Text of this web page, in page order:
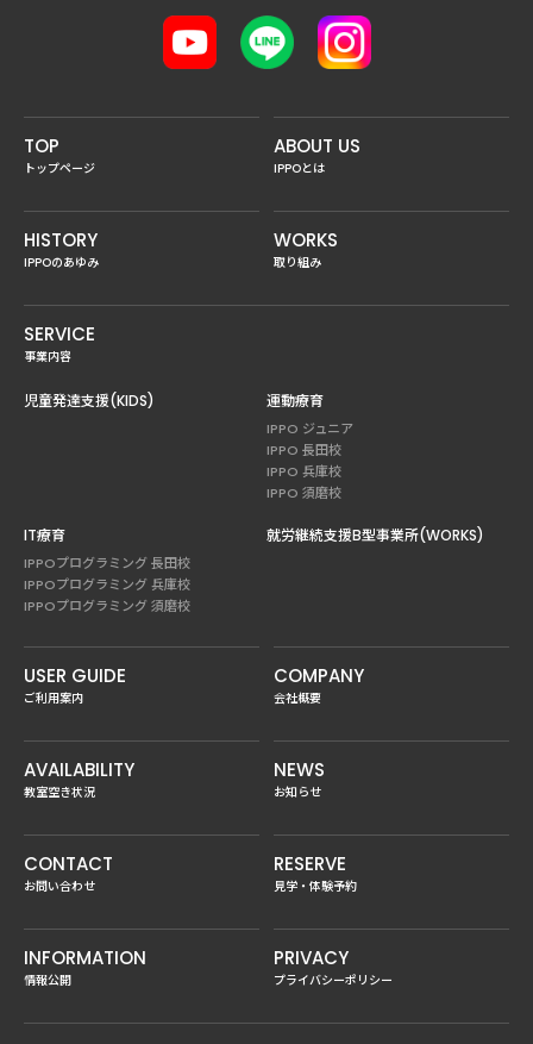
TOP
トップページ
ABOUT US
IPPOとは
HISTORY
IPPOのあゆみ
WORKS
取り組み
SERVICE
事業内容
児童発達支援(KIDS) 運動療育
IPPO ジュニア
IPPO 長田校
IPPO 兵庫校
IPPO 須磨校
IT療育
IPPOプログラミング 長田校
IPPOプログラミング 兵庫校
IPPOプログラミング 須磨校
就労継続支援B型事業所(WORKS)
USER GUIDE
ご利用案内
COMPANY
会社概要
AVAILABILITY
教室空き状況
NEWS
お知らせ
CONTACT
お問い合わせ
RESERVE
見学・体験予約
INFORMATION
情報公開
PRIVACY
プライバシーポリシー